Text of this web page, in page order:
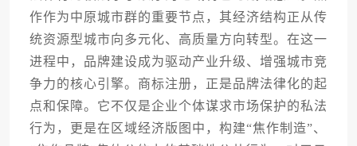
作作为中原城市群的重要节点，其经济结构正从传
统资源型城市向多元化、高质量方向转型。在这一
进程中，品牌建设成为驱动产业升级、增强城市竞
争力的核心引擎。商标注册，正是品牌法律化的起
点和保障。它不仅是企业个体谋求市场保护的私法
行为，更是在区域经济版图中，构建“焦作制造”、